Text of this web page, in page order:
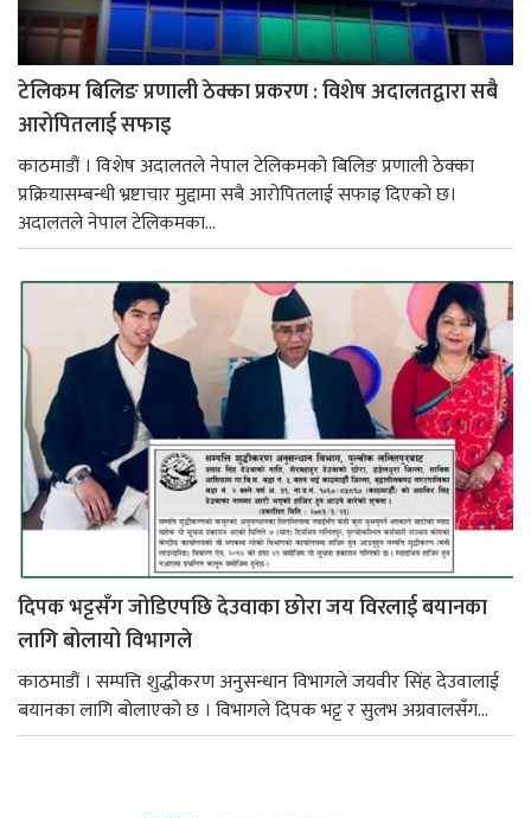
टेलिकम बिलिङ प्रणाली ठेक्का प्रकरण : विशेष अदालतद्वारा सबै
आरोपितलाई सफाइ
काठमाडौं । विशेष अदालतले नेपाल टेलिकमको बिलिङ प्रणाली ठेक्का
प्रक्रियासम्बन्धी भ्रष्टाचार मुद्दामा सबै आरोपितलाई सफाइ दिएको छ।
अदालतले नेपाल टेलिकमका...
दिपक भट्टसँग जोडिएपछि देउवाका छोरा जय विरलाई बयानका
लागि बोलायो विभागले
काठमाडौं । सम्पत्ति शुद्धीकरण अनुसन्धान विभागले जयवीर सिंह देउवालाई
बयानका लागि बोलाएको छ । विभागले दिपक भट्ट र सुलभ अग्रवालसँग...